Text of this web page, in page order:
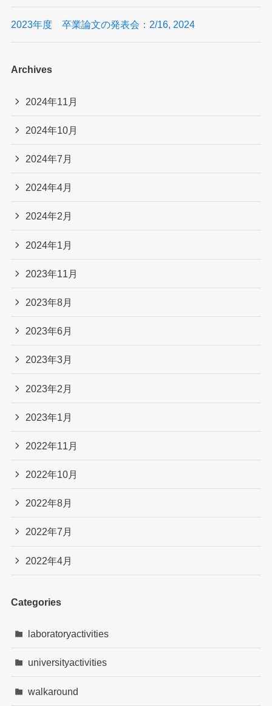
2023年度 卒業論文の発表会：2/16, 2024
Archives
2024年11月
2024年10月
2024年7月
2024年4月
2024年2月
2024年1月
2023年11月
2023年8月
2023年6月
2023年3月
2023年2月
2023年1月
2022年11月
2022年10月
2022年8月
2022年7月
2022年4月
Categories
laboratoryactivities
universityactivities
walkaround